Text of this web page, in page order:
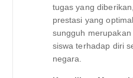
tugas yang
prestasi yang
sungguh
siswa terhadap diri
negara.